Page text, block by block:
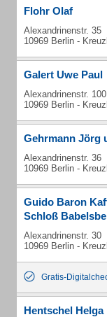
Flohr Olaf
Alexandrinenstr. 35
10969 Berlin -
Galert Uwe Paul
Alexandrinenstr. 100
10969 Berlin -
Gehrmann Jörg
Alexandrinenstr. 36
10969 Berlin -
Guido Baron
Schloß
Alexandrinenstr. 30
10969 Berlin -
Gratis-
Hentschel Helga